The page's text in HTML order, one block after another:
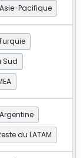
Pacifique
Sud
Argentine
du LATAM